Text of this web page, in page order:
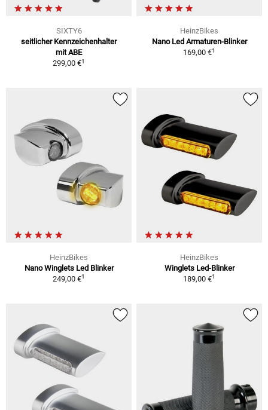
SIXTY6
seitlicher Kennzeichenhalter
mit ABE
299,00 €1
HeinzBikes
Nano Led Armaturen-Blinker
169,00 €1
HeinzBikes
Nano Winglets Led Blinker
249,00 €1
HeinzBikes
Winglets Led-Blinker
189,00 €1